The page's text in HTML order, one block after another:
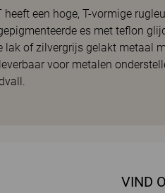
heeft een hoge, T-vormige
es met teflon
lak of zilvergrijs gelakt metaal
voor metalen
VIND